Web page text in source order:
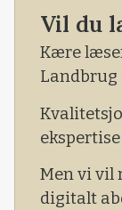
Vil du
Kære
Landbrug
Men vi vil
digitalt